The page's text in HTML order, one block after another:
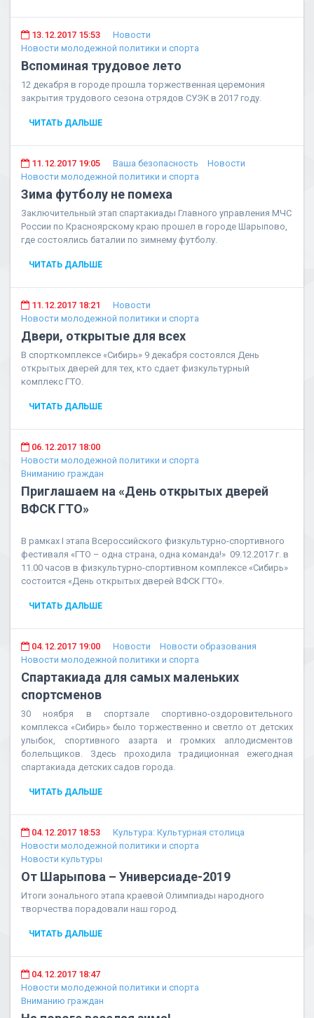
13.12.2017 15:53
Новости
Новости молодежной политики и спорта
Вспоминая трудовое лето
12 декабря в городе прошла торжественная церемония
закрытия трудового сезона отрядов СУЭК в 2017 году.
ЧИТАТЬ ДАЛЬШЕ
11.12.2017 19:05 Ваша безопасность
Новости
Новости молодежной политики и спорта
Зима футболу не помеха
Заключительный этап спартакиады Главного управления МЧС
России по Красноярскому краю прошел в городе Шарыпово,
где состоялись баталии по зимнему футболу.
ЧИТАТЬ ДАЛЬШЕ
11.12.2017 18:21
Новости
Новости молодежной политики и спорта
Двери, открытые для всех
В спорткомплексе «Сибирь» 9 декабря состоялся День
открытых дверей для тех, кто сдает физкультурный
комплекс ГТО.
ЧИТАТЬ ДАЛЬШЕ
06.12.2017 18:00
Новости молодежной политики и спорта
Вниманию граждан
Приглашаем на «День открытых дверей
ВФСК ГТО»
В рамках I этапа Всероссийского физкультурно-спортивного
фестиваля «ГТО – одна страна, одна команда!» 09.12.2017 г. в
11.00 часов в физкультурно-спортивном комплексе «Сибирь»
состоится «День открытых дверей ВФСК ГТО».
ЧИТАТЬ ДАЛЬШЕ
04.12.2017 19:00 Новости
Новости образования
Новости молодежной политики и спорта
Спартакиада для самых маленьких
спортсменов
30 ноября в спортзале спортивно-оздоровительного
комплекса «Сибирь» было торжественно и светло от детских
улыбок, спортивного азарта и громких аплодисментов
болельщиков. Здесь проходила традиционная ежегодная
спартакиада детских садов города.
ЧИТАТЬ ДАЛЬШЕ
04.12.2017 18:53
Культура: Культурная столица
Новости молодежной политики и спорта
Новости культуры
От Шарыпова – Универсиаде-2019
Итоги зонального этапа краевой Олимпиады народного
творчества порадовали наш город.
ЧИТАТЬ ДАЛЬШЕ
04.12.2017 18:47
Новости молодежной политики и спорта
Вниманию граждан